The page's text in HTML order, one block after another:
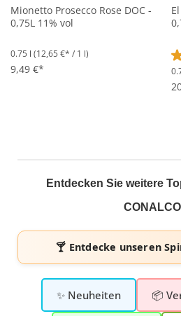
Mionetto Prosecco Rose DOC -
0,75L 11% vol
0.75 l (12,65 €* / 1 l)
9,49 €*
Entdecken Sie weitere
🍸 Entdecke unseren
✨ Neuheiten 📦